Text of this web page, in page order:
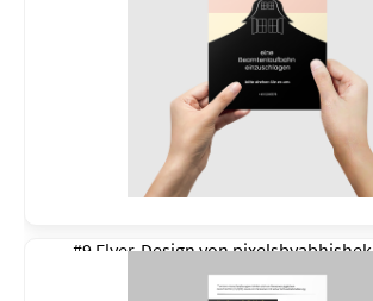
#9 Flyer-Design vonpixelsbyabhishek